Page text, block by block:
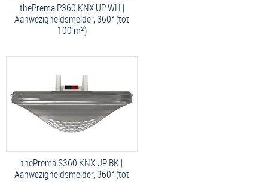
thePrema P360 KNX UP WH |
Aanwezigheidsmelder, 360° (tot
100 m²)
thePrema S360 KNX UP BK |
Aanwezigheidsmelder, 360° (tot